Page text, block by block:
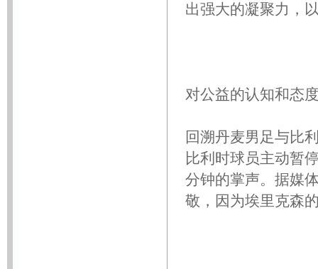
出强大的凝聚力，
对公益的认知和态
回溯丹麦男足与比
比利时球员主动暂
分钟的掌声。据媒
敬，因为埃里克森